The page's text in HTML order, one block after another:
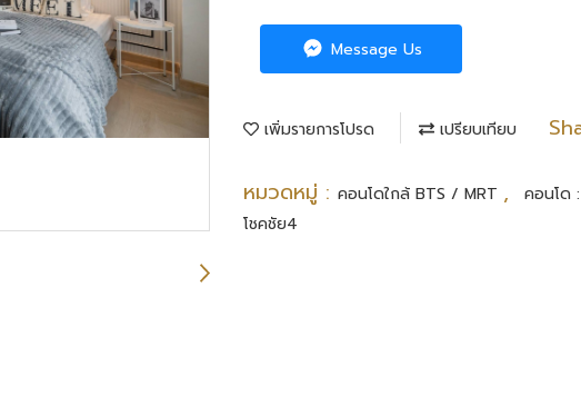
Message Us
เพิ่มรายการโปรด เปรียบเทียบ
หมวดหมู่ : คอนโดใกล้ BTS / MRT ,
คอนโด
โชคชัย4